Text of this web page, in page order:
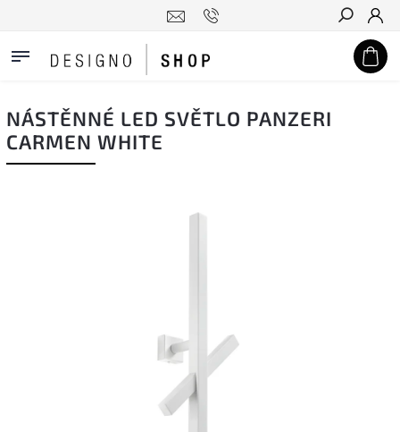
Hledat
NÁSTĚNNÉ LED SVĚTLO PANZERI
CARMEN WHITE